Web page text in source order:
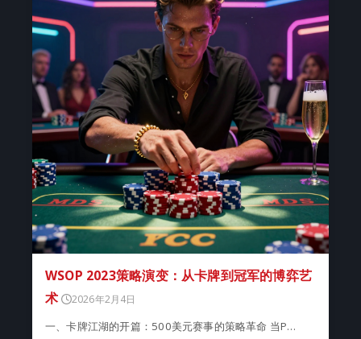
WSOP 2023策略演变：从卡牌到冠军的博弈艺
术
2026年2月4日
一、卡牌江湖的开篇：500美元赛事的策略革命 当P…